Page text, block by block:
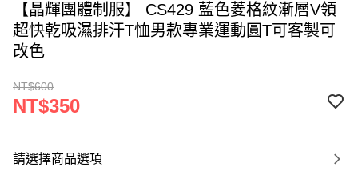
【晶輝團體制服】 CS429 藍色菱格紋漸層V領
超快乾吸濕排汗T恤男款專業運動圓T可客製可
改色
NT$600
NT$350
請選擇商品選項